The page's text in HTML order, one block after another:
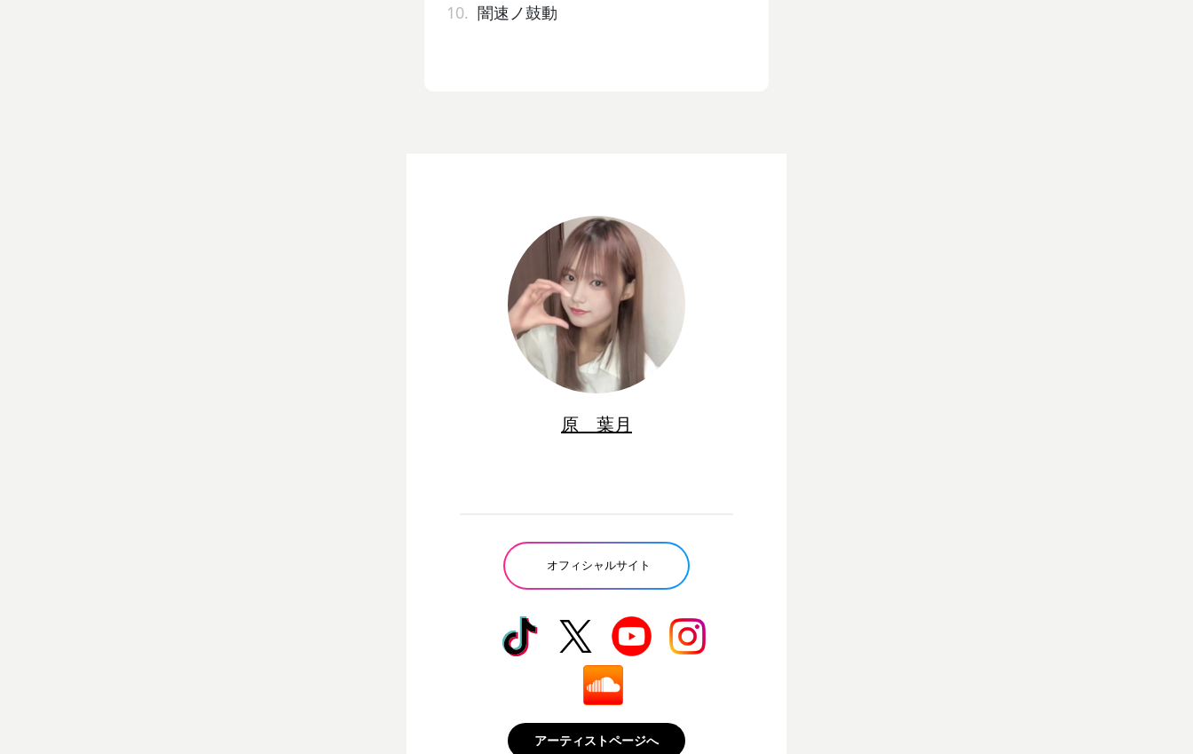
10. 闇速ノ鼓動
原 葉月
オフィシャルサイト
アーティストページへ